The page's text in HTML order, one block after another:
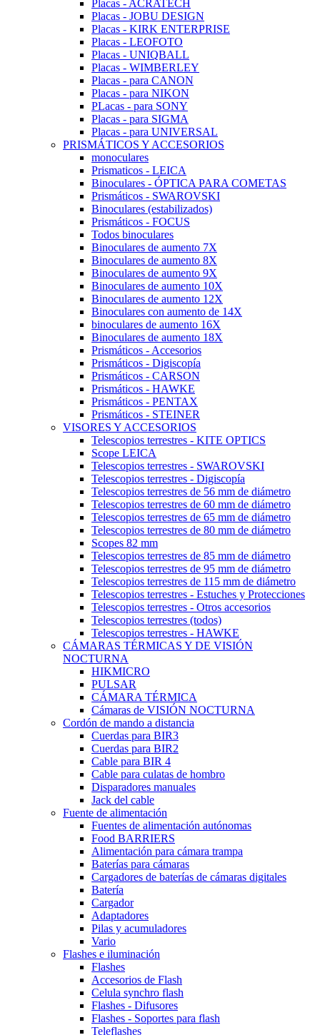
Placas - ACRATECH
Placas - JOBU DESIGN
Placas - KIRK ENTERPRISE
Placas - LEOFOTO
Placas - UNIQBALL
Placas - WIMBERLEY
Placas - para CANON
Placas - para NIKON
PLacas - para SONY
Placas - para SIGMA
Placas - para UNIVERSAL
PRISMÁTICOS Y ACCESORIOS
monoculares
Prismaticos - LEICA
Binoculares - ÓPTICA PARA COMETAS
Prismáticos - SWAROVSKI
Binoculares (estabilizados)
Prismáticos - FOCUS
Todos binoculares
Binoculares de aumento 7X
Binoculares de aumento 8X
Binoculares de aumento 9X
Binoculares de aumento 10X
Binoculares de aumento 12X
Binoculares con aumento de 14X
binoculares de aumento 16X
Binoculares de aumento 18X
Prismáticos - Accesorios
Prismáticos - Digiscopía
Prismáticos - CARSON
Prismáticos - HAWKE
Prismáticos - PENTAX
Prismáticos - STEINER
VISORES Y ACCESORIOS
Telescopios terrestres - KITE OPTICS
Scope LEICA
Telescopios terrestres - SWAROVSKI
Telescopios terrestres - Digiscopía
Telescopios terrestres de 56 mm de diámetro
Telescopios terrestres de 60 mm de diámetro
Telescopios terrestres de 65 mm de diámetro
Telescopios terrestres de 80 mm de diámetro
Scopes 82 mm
Telescopios terrestres de 85 mm de diámetro
Telescopios terrestres de 95 mm de diámetro
Telescopios terrestres de 115 mm de diámetro
Telescopios terrestres - Estuches y Protecciones
Telescopios terrestres - Otros accesorios
Telescopios terrestres (todos)
Telescopios terrestres - HAWKE
CÁMARAS TÉRMICAS Y DE VISIÓN
NOCTURNA
HIKMICRO
PULSAR
CÁMARA TÉRMICA
Cámaras de VISIÓN NOCTURNA
Cordón de mando a distancia
Cuerdas para BIR3
Cuerdas para BIR2
Cable para BIR 4
Cable para culatas de hombro
Disparadores manuales
Jack del cable
Fuente de alimentación
Fuentes de alimentación autónomas
Food BARRIERS
Alimentación para cámara trampa
Baterías para cámaras
Cargadores de baterías de cámaras digitales
Batería
Cargador
Adaptadores
Pilas y acumuladores
Vario
Flashes e iluminación
Flashes
Accesorios de Flash
Celula synchro flash
Flashes - Difusores
Flashes - Soportes para flash
Teleflashes